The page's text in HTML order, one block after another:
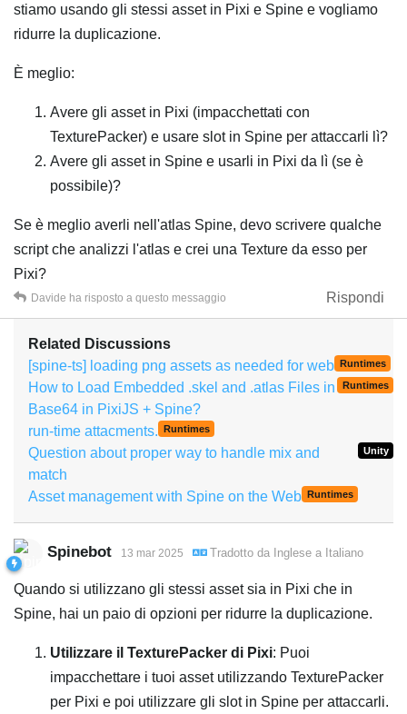
stiamo usando gli stessi asset in Pixi e Spine e vogliamo
ridurre la duplicazione.
È meglio:
Avere gli asset in Pixi (impacchettati con
TexturePacker) e usare slot in Spine per attaccarli lì?
Avere gli asset in Spine e usarli in Pixi da lì (se è
possibile)?
Se è meglio averli nell'atlas Spine, devo scrivere qualche
script che analizzi l'atlas e crei una Texture da esso per
Pixi?
Rispondi
Davide ha risposto a questo messaggio
Related Discussions
[spine-ts] loading png assets as needed for web Runtimes
How to Load Embedded .skel and .atlas Files in
Base64 in PixiJS + Spine?
Runtimes
run-time attacments. Runtimes
Question about proper way to handle mix and
match
Unity
Asset management with Spine on the Web Runtimes
Spinebot 13 mar 2025 Tradotto da Inglese a Italiano
Quando si utilizzano gli stessi asset sia in Pixi che in
Spine, hai un paio di opzioni per ridurre la duplicazione.
Utilizzare il TexturePacker di Pixi: Puoi
impacchettare i tuoi asset utilizzando TexturePacker
per Pixi e poi utilizzare gli slot in Spine per attaccarli.